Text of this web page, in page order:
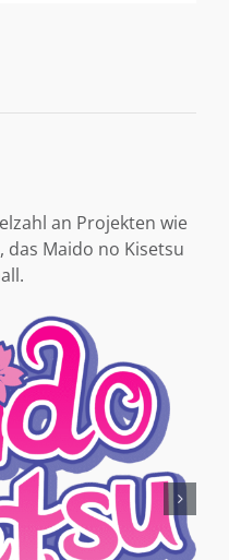
an Projekten wie
das Maido no Kisetsu